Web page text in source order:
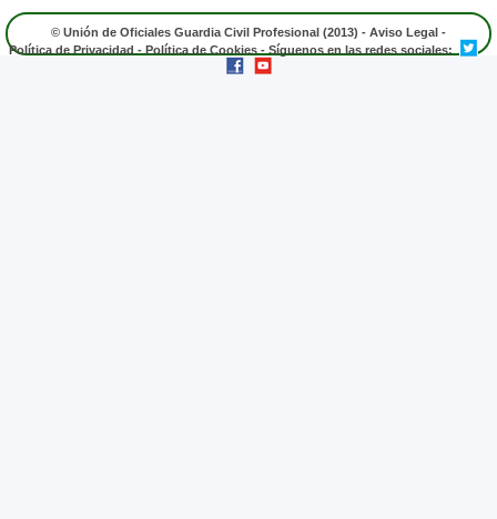
© Unión de Oficiales Guardia Civil Profesional (2013) - Aviso Legal -
Política de Privacidad - Política de Cookies - Síguenos en las redes sociales: